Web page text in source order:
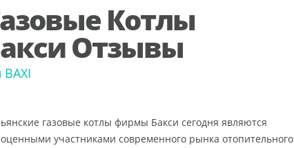
Котлы
Отзывы
газовые котлы фирмы Бакси сегодня являются
участниками современного рынка отопительного